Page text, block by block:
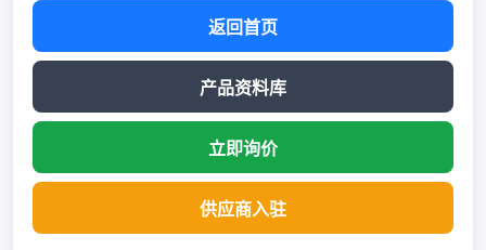
返回首页
产品资料库
立即询价
供应商入驻